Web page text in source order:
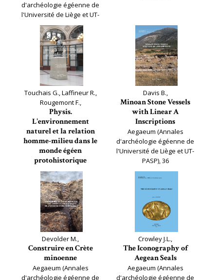
d'archéologie égéenne de
l'Université de Liège et UT-
PASP), 40
Touchais G., Laffineur R.,
Rougemont F.,
Physis.
L'environnement
naturel et la relation
homme-milieu dans le
monde égéen
protohistorique
Aegaeum (Annales
d'archéologie égéenne de
l'Université de Liège et UT-
PASP), 37
Davis B.,
Minoan Stone Vessels
with Linear A
Inscriptions
Aegaeum (Annales
d'archéologie égéenne de
l'Université de Liège et UT-
PASP), 36
Devolder M.,
Construire en Crète
minoenne
Aegaeum (Annales
d'archéologie égéenne de
Crowley J.L.,
The Iconography of
Aegean Seals
Aegaeum (Annales
d'archéologie égéenne de